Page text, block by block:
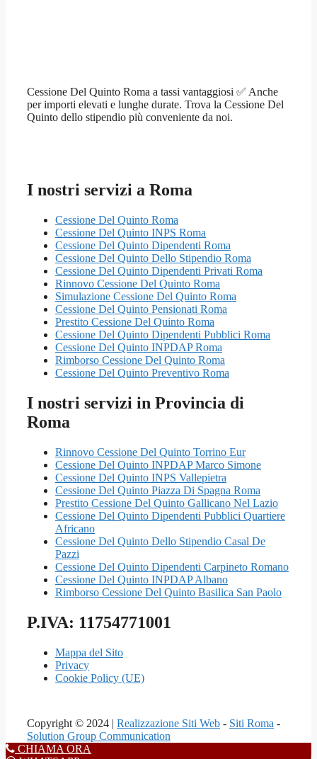
Cessione Del Quinto Roma a tassi vantaggiosi ✅ Anche
per importi elevati e lunghe durate. Trova la Cessione Del
Quinto dello stipendio più conveniente da noi.
I nostri servizi a Roma
Cessione Del Quinto Roma
Cessione Del Quinto INPS Roma
Cessione Del Quinto Dipendenti Roma
Cessione Del Quinto Dello Stipendio Roma
Cessione Del Quinto Dipendenti Privati Roma
Rinnovo Cessione Del Quinto Roma
Simulazione Cessione Del Quinto Roma
Cessione Del Quinto Pensionati Roma
Prestito Cessione Del Quinto Roma
Cessione Del Quinto Dipendenti Pubblici Roma
Cessione Del Quinto INPDAP Roma
Rimborso Cessione Del Quinto Roma
Cessione Del Quinto Preventivo Roma
I nostri servizi in Provincia di
Roma
Rinnovo Cessione Del Quinto Torrino Eur
Cessione Del Quinto INPDAP Marco Simone
Cessione Del Quinto INPS Vallepietra
Cessione Del Quinto Piazza Di Spagna Roma
Prestito Cessione Del Quinto Gallicano Nel Lazio
Cessione Del Quinto Dipendenti Pubblici Quartiere
Africano
Cessione Del Quinto Dello Stipendio Casal De
Pazzi
Cessione Del Quinto Dipendenti Carpineto Romano
Cessione Del Quinto INPDAP Albano
Rimborso Cessione Del Quinto Basilica San Paolo
P.IVA: 11754771001
Mappa del Sito
Privacy
Cookie Policy (UE)
Copyright © 2024 | Realizzazione Siti Web - Siti Roma -
Solution Group Communication
CHIAMA ORA